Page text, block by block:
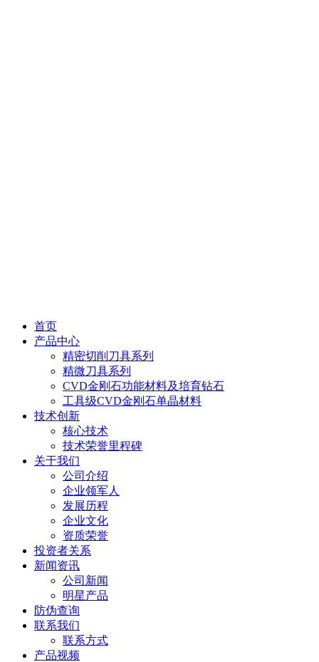
首页
产品中心
精密切削刀具系列
精微刀具系列
CVD金刚石功能材料及培育钻石
工具级CVD金刚石单晶材料
技术创新
核心技术
技术荣誉里程碑
关于我们
公司介绍
企业领军人
发展历程
企业文化
资质荣誉
投资者关系
新闻资讯
公司新闻
明星产品
防伪查询
联系我们
联系方式
产品视频